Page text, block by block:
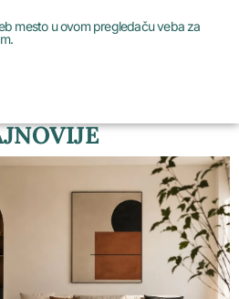
mesto u ovom pregledaču veba za